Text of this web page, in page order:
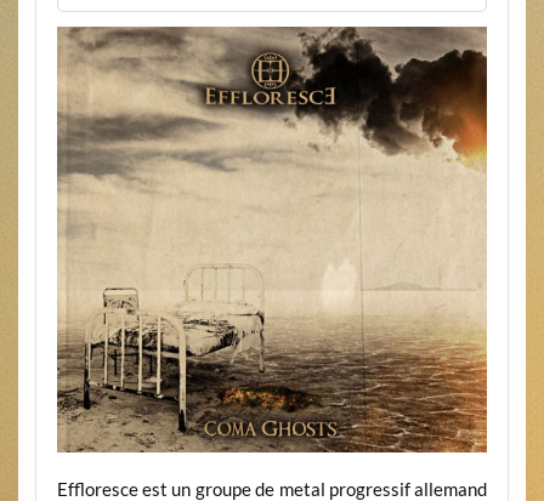
Effloresce est un groupe de metal progressif allemand